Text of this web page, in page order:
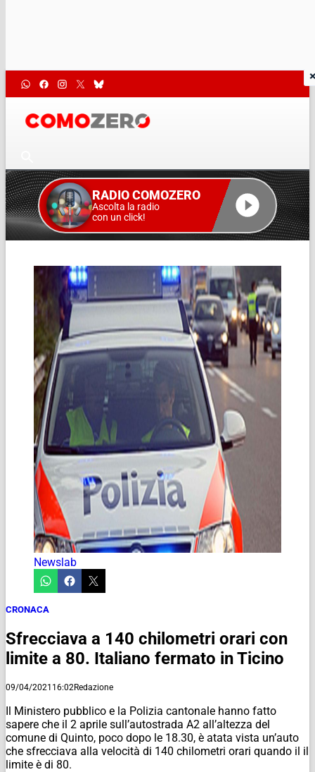
RADIO COMOZERO
Ascolta la radio
con un click!
Newslab
CRONACA
Sfrecciava a 140 chilometri orari con
limite a 80. Italiano fermato in Ticino
09/04/2021 16:02Redazione
Il Ministero pubblico e la Polizia cantonale hanno fatto
sapere che il 2 aprile sull’autostrada A2 all’altezza del
comune di Quinto, poco dopo le 18.30, è atata vista un’auto
che sfrecciava alla velocità di 140 chilometri orari quando il il
limite è di 80.